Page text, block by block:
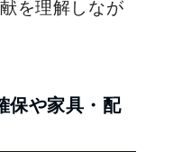
を理解しなが
保や家具・配